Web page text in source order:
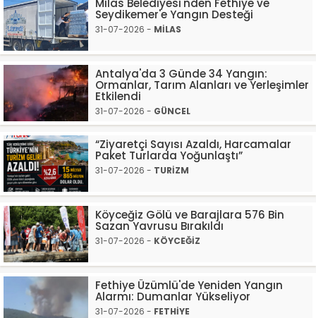
Milas Belediyesi'nden Fethiye ve
Seydikemer'e Yangın Desteği
31-07-2026 - MİLAS
Antalya'da 3 Günde 34 Yangın:
Ormanlar, Tarım Alanları ve Yerleşimler
Etkilendi
31-07-2026 - GÜNCEL
“Ziyaretçi Sayısı Azaldı, Harcamalar
Paket Turlarda Yoğunlaştı”
31-07-2026 - TURİZM
Köyceğiz Gölü ve Barajlara 576 Bin
Sazan Yavrusu Bırakıldı
31-07-2026 - KÖYCEĞİZ
Fethiye Üzümlü'de Yeniden Yangın
Alarmı: Dumanlar Yükseliyor
31-07-2026 - FETHİYE